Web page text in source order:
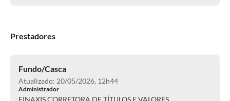
Prestadores
Fundo/Casca
Atualizado: 20/05/2026, 12h44
Administrador
FINAXIS CORRETORA DE TÍTULOS E VALORES